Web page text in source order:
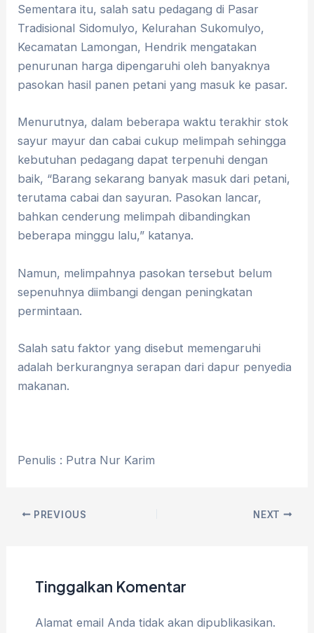
Sementara itu, salah satu pedagang di Pasar
Tradisional Sidomulyo, Kelurahan Sukomulyo,
Kecamatan Lamongan, Hendrik mengatakan
penurunan harga dipengaruhi oleh banyaknya
pasokan hasil panen petani yang masuk ke pasar.
Menurutnya, dalam beberapa waktu terakhir stok
sayur mayur dan cabai cukup melimpah sehingga
kebutuhan pedagang dapat terpenuhi dengan
baik, “Barang sekarang banyak masuk dari petani,
terutama cabai dan sayuran. Pasokan lancar,
bahkan cenderung melimpah dibandingkan
beberapa minggu lalu,” katanya.
Namun, melimpahnya pasokan tersebut belum
sepenuhnya diimbangi dengan peningkatan
permintaan.
Salah satu faktor yang disebut memengaruhi
adalah berkurangnya serapan dari dapur penyedia
makanan.
Penulis : Putra Nur Karim
PREVIOUS NEXT
Tinggalkan Komentar
Alamat email Anda tidak akan dipublikasikan.